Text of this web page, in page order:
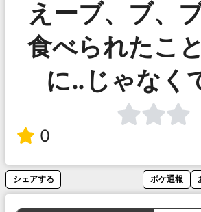
えーブ、ブ、
食べられたこ
に‥じゃなく
0
シェアする ボケ通報